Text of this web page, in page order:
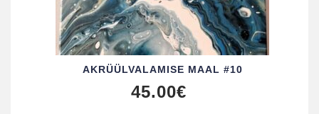
AKRÜÜL­VALAMISE MAAL #10
45.00€